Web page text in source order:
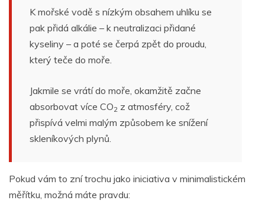
K mořské vodě s nízkým obsahem uhlíku se
pak přidá alkálie – k neutralizaci přidané
kyseliny – a poté se čerpá zpět do proudu,
který teče do moře.
Jakmile se vrátí do moře, okamžitě začne
absorbovat více CO2 z atmosféry, což
přispívá velmi malým způsobem ke snížení
skleníkových plynů.
Pokud vám to zní trochu jako iniciativa v minimalistickém
měřítku, možná máte pravdu: